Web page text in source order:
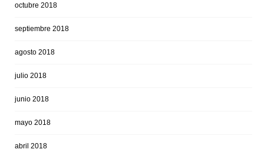
octubre 2018
septiembre 2018
agosto 2018
julio 2018
junio 2018
mayo 2018
abril 2018